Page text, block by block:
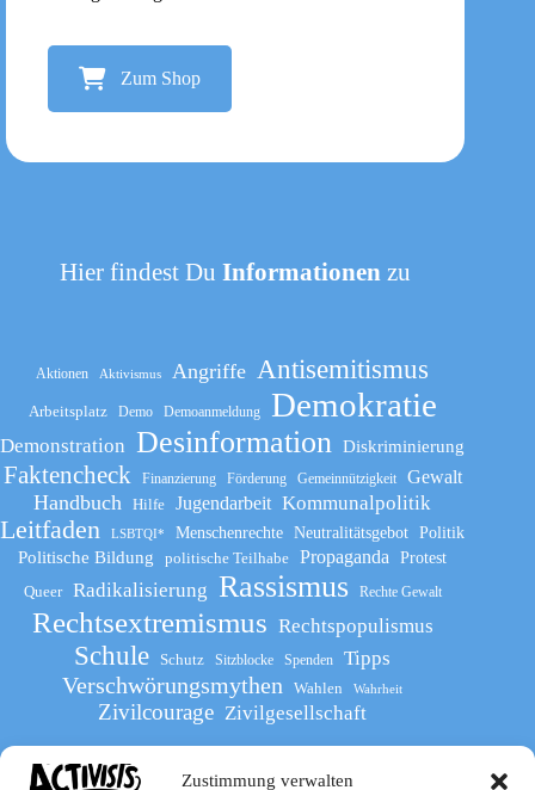
Zustimmung verwalten
Zum Shop
Hier findest DuInformationen zu
Aktionen Aktivismus Angriffe Antisemitismus
Arbeitsplatz Demo Demoanmeldung Demokratie
Demonstration Desinformation Diskriminierung
Faktencheck Finanzierung Förderung Gemeinnützigkeit Gewalt
Handbuch Hilfe Jugendarbeit Kommunalpolitik
Leitfaden LSBTQI* Menschenrechte Neutralitätsgebot Politik
Politische Bildung politische Teilhabe Propaganda
Protest
Queer
Radikalisierung Rassismus Rechte Gewalt
Rechtsextremismus Rechtspopulismus
Schule Schutz Sitzblocke Spenden Tipps
Verschwörungsmythen Wahlen Wahrheit
Zivilcourage Zivilgesellschaft